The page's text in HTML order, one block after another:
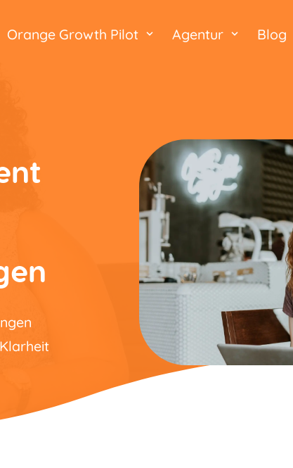
Orange Growth Pilot Agentur Blog